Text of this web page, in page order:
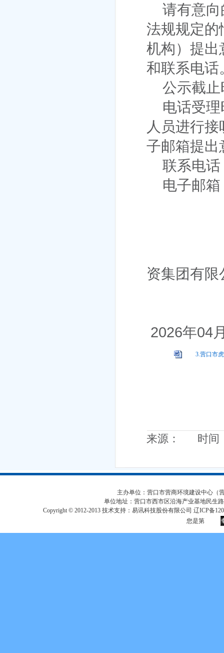
请有意
法规规定的
机构）提出
和联系电话
公示截
电话受
人员进行
子邮箱提出
联系电
电子邮箱
资集团有限
2026年04
3.营口市
来源： 时间
主办单位：营口市营商环境建设中心（
单位地址：营口市西市区沿海产业基地民生
Copyright © 2012-2013 技术支持：易讯科技股份有限公司 辽ICP备
您是第